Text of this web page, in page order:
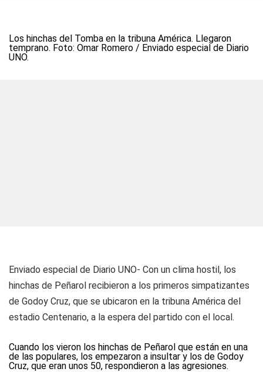
Los hinchas del Tomba en la tribuna América. Llegaron
temprano. Foto: Omar Romero / Enviado especial de Diario
UNO.
Enviado especial de Diario UNO- Con un clima hostil, los
hinchas de Peñarol recibieron a los primeros simpatizantes
de Godoy Cruz, que se ubicaron en la tribuna América del
estadio Centenario, a la espera del partido con el local.
Cuando los vieron los hinchas de Peñarol que están en una
de las populares, los empezaron a insultar y los de Godoy
Cruz, que eran unos 50, respondieron a las agresiones.